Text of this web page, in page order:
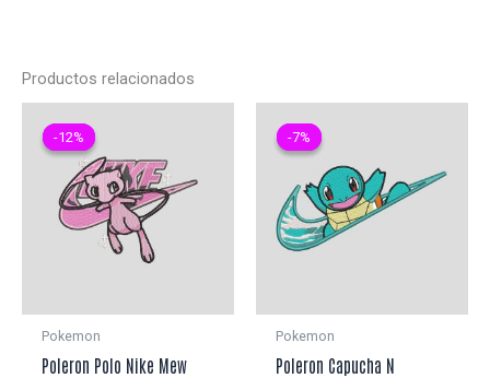
Productos relacionados
-12%
-12%
Pokemon
Poleron Polo Nike Mew
-7%
-7%
Pokemon
Poleron Capucha N